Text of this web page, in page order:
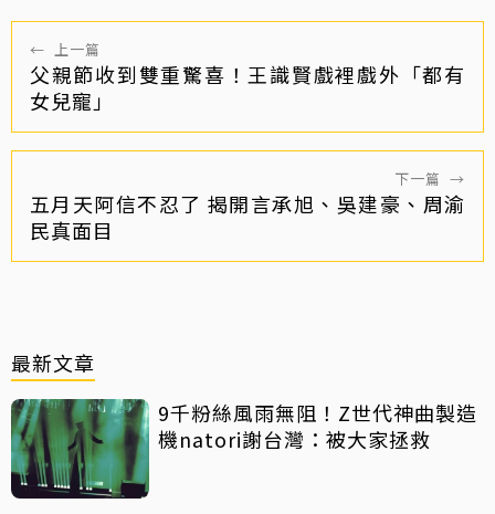
← 上一篇
父親節收到雙重驚喜！王識賢戲裡戲外「都有
女兒寵」
下一篇 →
五月天阿信不忍了 揭開言承旭、吳建豪、周渝
民真面目
最新文章
9千粉絲風雨無阻！Z世代神曲製造
機natori謝台灣：被大家拯救